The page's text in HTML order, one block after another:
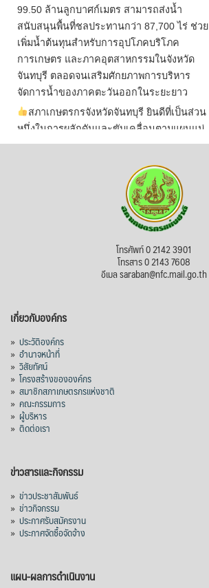
99.50 ล้านลูกบาศก์เมตร สามารถส่งน้ำ
สนับสนุนพื้นที่ชลประทานกว่า 87,700 ไร่ ช่วย
เพิ่มน้ำต้นทุนสำหรับการอุปโภคบริโภค
การเกษตร และภาคอุตสาหกรรมในจังหวัด
จันทบุรี ตลอดจนเสริมศักยภาพการบริหาร
จัดการน้ำของภาคตะวันออกในระยะยาว
สภาเกษตรกรจังหวัดจันทบุรี ยินดีที่เป็นส่วน
หนึ่งในการผลักดันและขับเคลื่อนตามแผนแม่
บทเพื่อพั ...See More
ไม่สามารถดูเนื้อหานี้ได้ในขณะนี้
สภาเกษตรกรแห่งชาติ
ไทยในช่วง 6 เดือนของปี 2569 (ม.ค.-มิ.ย.) มี
1,205 ล้านดอลลาร์สหรัฐ (ประมาณ
38,003.15 ล้านบาท) ลดลง 27.69%
ปรับตัวลดลงตามสภาวะเศรษฐกิจและการค้า
โลก โดยตลาดส่งออกสำคัญ จีน ส่งออกได้
1.52 ล้านตัน ลด 61.71%
ส่งออกมันครึ่งปี 69 ปริมาณ 2.52 ล้านตัน
ลด 51.63% ยังดีที่ราคาขายดีกว่าปีก่อน
mgronline.com
View on Facebook
โทรศัพท์ 0 2142 3901
โทรสาร 0 2143 7608
อีเมล saraban@nfc.mail.go.th
เกี่ยวกับองค์กร
» ประวัติองค์กร
» อำนาจหน้าที่
» วิสัยทัศน์
» โครงสร้างขององค์กร
» สมาชิกสภาเกษตรกรแห่งชาติ
» คณะกรรมการ
» ผู้บริหาร
» ติดต่อเรา
ข่าวสารและกิจกรรม
» ข่าวประชาสัมพันธ์
» ข่าวกิจกรรม
» ประกาศรับสมัครงาน
» ประกาศจัดซื้อจัดจ้าง
แผน-ผลการดำเนินงาน